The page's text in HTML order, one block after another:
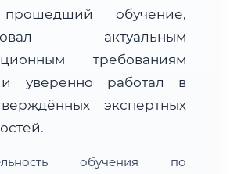
обучение,
актуальным
требованиям
уверенно работал в
экспертных
обучения по